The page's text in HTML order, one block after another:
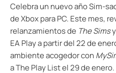
Celebra un nuevo año Sim-
de Xbox para PC. Este mes,
relanzamientos de The Simsy
EA Play a partir del 22 de
ambiente acogedor con
a The Play List el 29 de enero.